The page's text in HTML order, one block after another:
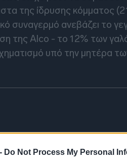
Do Not Process My Personal
της ίδρυσης κόμματος
συναγερμό ανεβάζει το
της Alco - το 12% των
υπό την μητέρα